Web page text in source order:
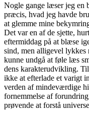
Nogle gange læser jeg en
præcis, hvad jeg havde
at glemme mine
Det var en af de sjette,
eftermiddag på at blæse
sind, men alligevel lykkes
kunne undgå at føle læs
dens karakterudvikling.
ikke at efterlade et varigt
verden af mindeværdige
fornemmelse af
prøvende at forstå